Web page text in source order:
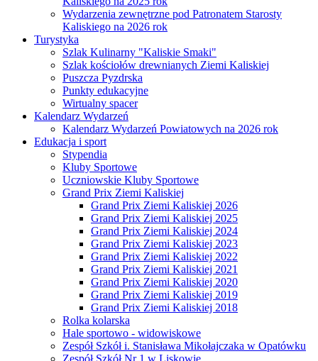
Wydarzenia zewnętrzne pod Patronatem Starosty
Kaliskiego na 2026 rok
Turystyka
Szlak Kulinarny "Kaliskie Smaki"
Szlak kościołów drewnianych Ziemi Kaliskiej
Puszcza Pyzdrska
Punkty edukacyjne
Wirtualny spacer
Kalendarz Wydarzeń
Kalendarz Wydarzeń Powiatowych na 2026 rok
Edukacja i sport
Stypendia
Kluby Sportowe
Uczniowskie Kluby Sportowe
Grand Prix Ziemi Kaliskiej
Grand Prix Ziemi Kaliskiej 2026
Grand Prix Ziemi Kaliskiej 2025
Grand Prix Ziemi Kaliskiej 2024
Grand Prix Ziemi Kaliskiej 2023
Grand Prix Ziemi Kaliskiej 2022
Grand Prix Ziemi Kaliskiej 2021
Grand Prix Ziemi Kaliskiej 2020
Grand Prix Ziemi Kaliskiej 2019
Grand Prix Ziemi Kaliskiej 2018
Rolka kolarska
Hale sportowo - widowiskowe
Zespół Szkół i. Stanisława Mikołajczaka w Opatówku
Zespół Szkół Nr 1 w Liskowie